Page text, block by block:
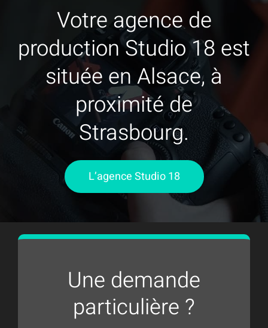
Votre agence de
production Studio 18 est
située en Alsace, à
proximité de
Strasbourg.
L’agence Studio 18
Une demande
particulière ?